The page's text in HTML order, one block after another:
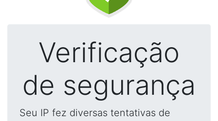
Verificação
de segurança
Seu IP fez diversas tentativas de